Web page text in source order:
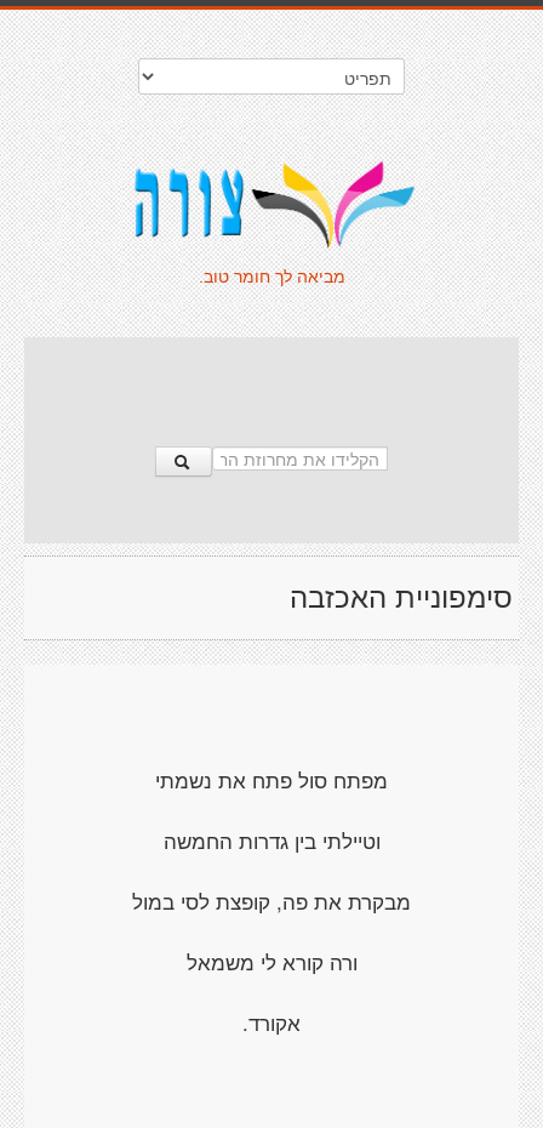
מביאה לך חומר טוב.
סימפוניית האכזבה
מפתח סול פתח את נשמתי
וטיילתי בין גדרות החמשה
מבקרת את פה, קופצת לסי במול
ורה קורא לי משמאל
אקורד.